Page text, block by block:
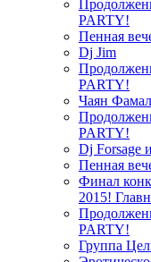
PARTY!
Пенная
Dj Jim
PARTY!
Чаян
PARTY!
Dj Forsage
Пенная
Финал
2015!
PARTY!
Группа